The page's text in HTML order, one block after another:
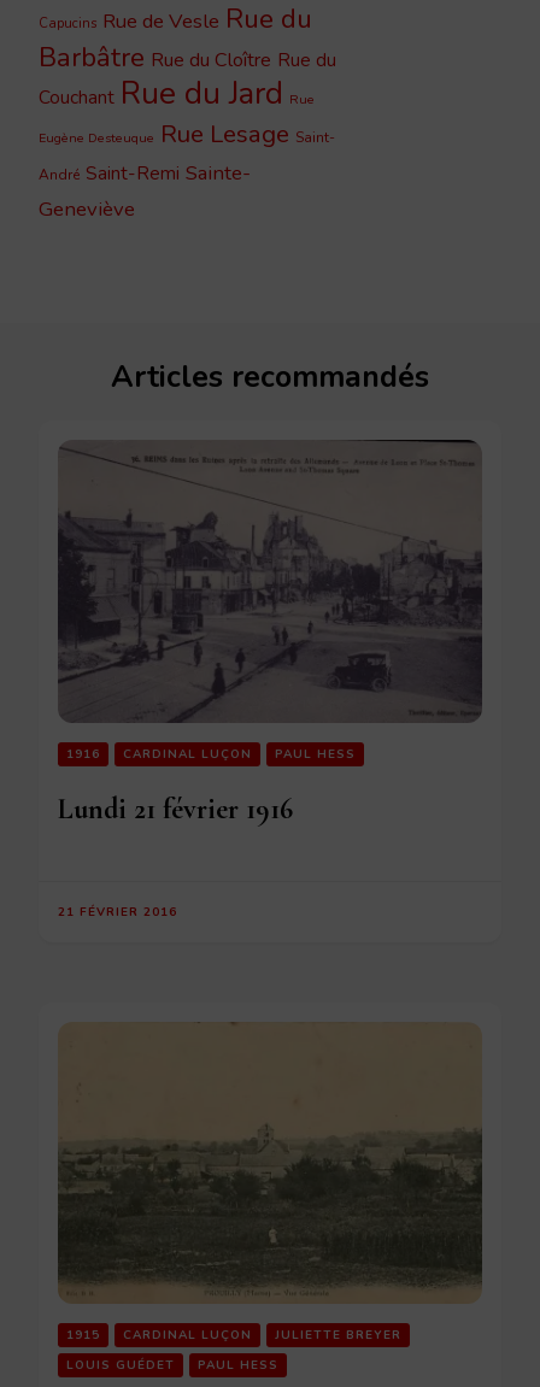
Capucins Rue de Vesle Rue du
Barbâtre Rue du Cloître Rue du
Couchant Rue du Jard Rue
Eugène Desteuque Rue Lesage Saint-
André Saint-Remi Sainte-
Geneviève
Articles recommandés
1916 CARDINAL LUÇON PAUL HESS
Lundi 21 février 1916
21 FÉVRIER 2016
1915 CARDINAL LUÇON
JULIETTE BREYER
LOUIS GUÉDET
PAUL HESS